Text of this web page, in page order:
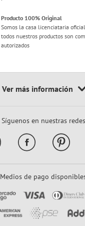
Producto 100% Original
Somos la casa licenciataria
todos nuestros productos son
autorizados
Síguenos en nuestras
Medios de pago